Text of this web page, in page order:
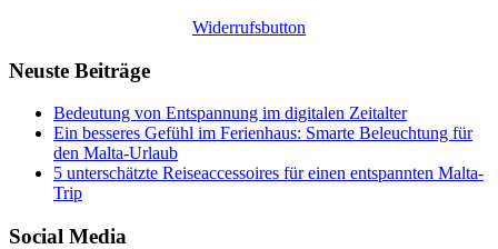
Widerrufsbutton
Neuste Beiträge
Bedeutung von Entspannung im digitalen Zeitalter
Ein besseres Gefühl im Ferienhaus: Smarte Beleuchtung für
den Malta-Urlaub
5 unterschätzte Reiseaccessoires für einen entspannten Malta-
Trip
Social Media